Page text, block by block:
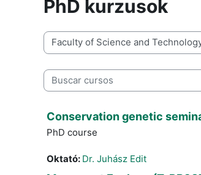
PhD kurzusok
Categorías
Buscar cursos
Conservation genetic
PhD course
Oktató: Dr. Juhász Edit